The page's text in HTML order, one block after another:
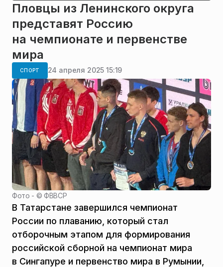
Пловцы из Ленинского округа
представят Россию
на чемпионате и первенстве
мира
СПОРТ 24 апреля 2025 15:19
Фото - ©ФВВСР
В Татарстане завершился чемпионат
России по плаванию, который стал
отборочным этапом для формирования
российской сборной на чемпионат мира
в Сингапуре и первенство мира в Румынии,